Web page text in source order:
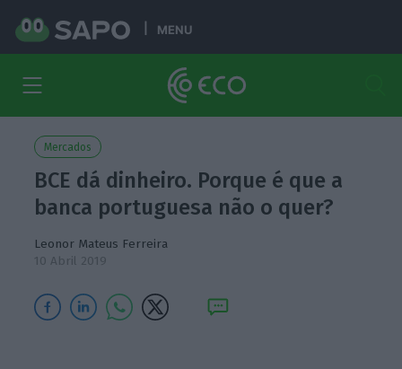
MENU
Mercados
BCE dá dinheiro. Porque é que a
banca portuguesa não o quer?
Leonor Mateus Ferreira
10 Abril 2019